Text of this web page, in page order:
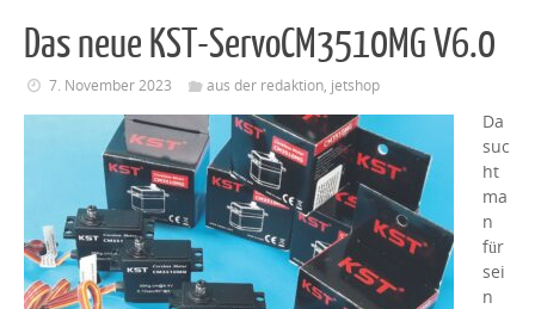
Das neue KST-ServoCM3510MG V6.0
7. November 2023 aus der redaktion, jetshop
Da
suc
ht
ma
n
für
sei
n